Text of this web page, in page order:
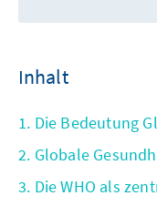
Inhalt
1. Die Bedeutung
2. Globale
3. Die WHO als